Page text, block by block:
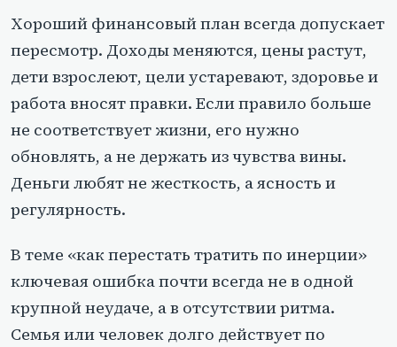
Хороший финансовый план всегда допускает
пересмотр. Доходы меняются, цены растут,
дети взрослеют, цели устаревают, здоровье и
работа вносят правки. Если правило больше
не соответствует жизни, его нужно
обновлять, а не держать из чувства вины.
Деньги любят не жесткость, а ясность и
регулярность.
В теме «как перестать тратить по инерции»
ключевая ошибка почти всегда не в одной
крупной неудаче, а в отсутствии ритма.
Семья или человек долго действует по